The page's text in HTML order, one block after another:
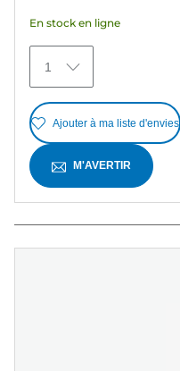
27
avis
En stock en ligne
1
Ajouter à ma liste d'envies
M'AVERTIR